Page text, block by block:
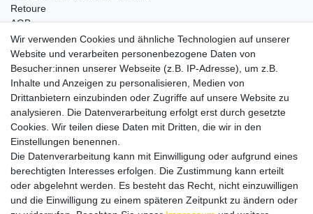
Retoure
AGB
Vertrag widerrufen
Informationen
Datenschutz
Impressum
Wir verschicken klimaneutral mit DPD
Wir verwenden Cookies und ähnliche Technologien auf unserer
Website und verarbeiten personenbezogene Daten von
Besucher:innen unserer Webseite (z.B. IP-Adresse), um z.B.
Inhalte und Anzeigen zu personalisieren, Medien von
Drittanbietern einzubinden oder Zugriffe auf unsere Website zu
analysieren. Die Datenverarbeitung erfolgt erst durch gesetzte
Cookies. Wir teilen diese Daten mit Dritten, die wir in den
Einstellungen benennen.
Die Datenverarbeitung kann mit Einwilligung oder aufgrund eines
berechtigten Interesses erfolgen. Die Zustimmung kann erteilt
oder abgelehnt werden. Es besteht das Recht, nicht einzuwilligen
und die Einwilligung zu einem späteren Zeitpunkt zu ändern oder